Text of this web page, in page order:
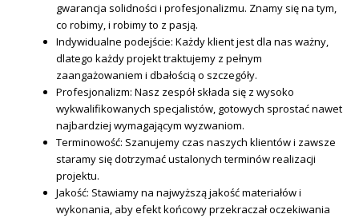
gwarancja solidności i profesjonalizmu. Znamy się na tym,
co robimy, i robimy to z pasją.
Indywidualne podejście: Każdy klient jest dla nas ważny,
dlatego każdy projekt traktujemy z pełnym
zaangażowaniem i dbałością o szczegóły.
Profesjonalizm: Nasz zespół składa się z wysoko
wykwalifikowanych specjalistów, gotowych sprostać nawet
najbardziej wymagającym wyzwaniom.
Terminowość: Szanujemy czas naszych klientów i zawsze
staramy się dotrzymać ustalonych terminów realizacji
projektu.
Jakość: Stawiamy na najwyższą jakość materiałów i
wykonania, aby efekt końcowy przekraczał oczekiwania